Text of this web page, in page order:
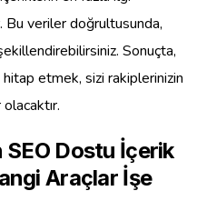
Bu veriler doğrultusunda,
Sonuçta,
etmek, sizi rakiplerinizin
Dostu İçerik
Araçlar İşe